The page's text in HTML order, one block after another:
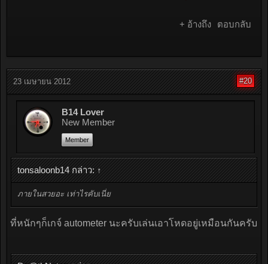
+ อ้างถึง ตอบกลับ
23 เมษายน 2012 #20
B14 Lover
New Member
Member
tonsaloonb14 กล่าว: ↑
ภายในสวยอะ เท่าไรคับเนี่ย
ที่หนักๆก็เกจ์ autometer นะครับเล่นเอาโหดอยู่เหมือนกันครับ